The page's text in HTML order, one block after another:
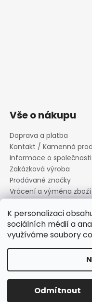
K personalizaci
sociálních médií a
využíváme soubory
Odmítnout
Vše o nákupu
Doprava a platba
Kontakt / Kamenná
Informace o společnosti
Zakázková výroba
Prodávané značky
Vrácení a výměna zboží
Informace o souborech
Reklamační řád
Obchodní podmínky
Copyright 2026
Upravit